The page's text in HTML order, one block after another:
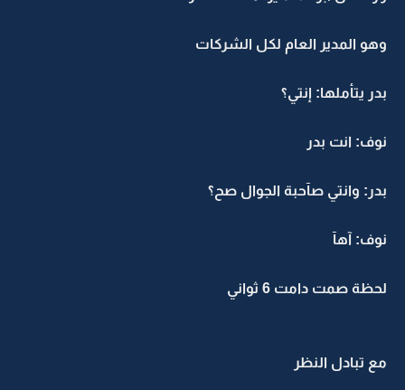
وهو المدير العام لكل الشركات
بدر يتأملها: إنتي؟
نوف: انت بدر
بدر: وانتي صآحبة الجوال صح؟
نوف: آهآ
لحظة صمت دامت 6 ثواني
مع تبادل النظر